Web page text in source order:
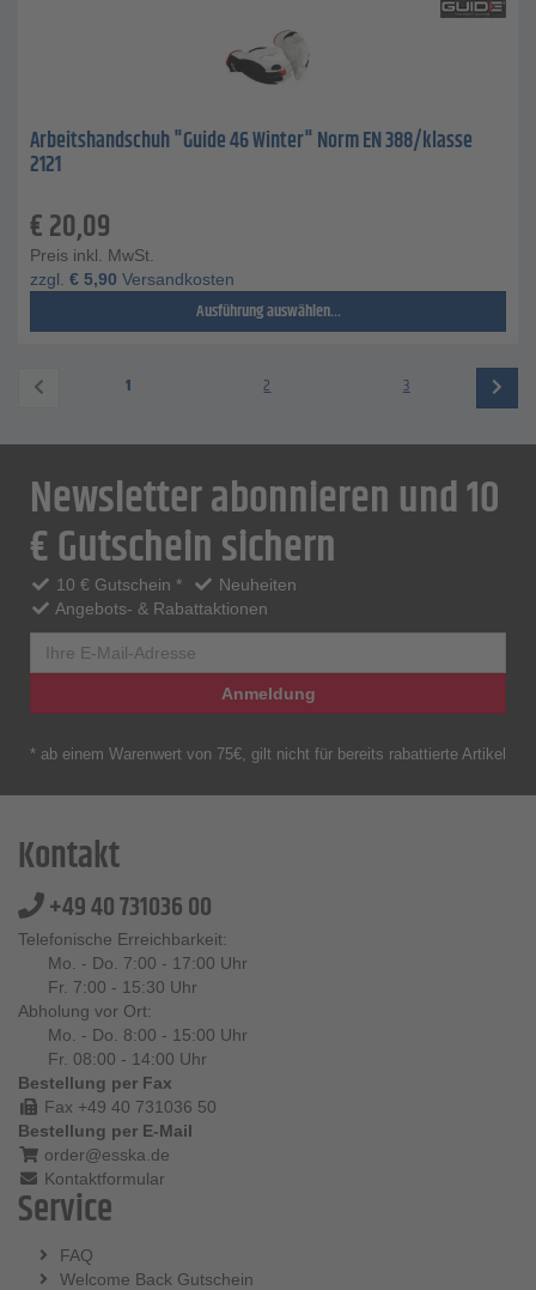
Arbeitshandschuh "Guide 46 Winter" Norm EN 388/klasse
2121
€20,09
Preis inkl. MwSt.
zzgl. € 5,90 Versandkosten
Ausführung auswählen...
1 2 3
Newsletter abonnieren und 10
€ Gutschein sichern
10 € Gutschein *
Neuheiten
Angebots- & Rabattaktionen
Anmeldung
* ab einem Warenwert von 75€, gilt nicht für bereits rabattierte Artikel
Kontakt
+49 40 731036 00
Telefonische Erreichbarkeit:
Mo. - Do. 7:00 - 17:00 Uhr
Fr. 7:00 - 15:30 Uhr
Abholung vor Ort:
Mo. - Do. 8:00 - 15:00 Uhr
Fr. 08:00 - 14:00 Uhr
Bestellung per Fax
Fax +49 40 731036 50
Bestellung per E-Mail
order@esska.de
Kontaktformular
Service
FAQ
Welcome Back Gutschein